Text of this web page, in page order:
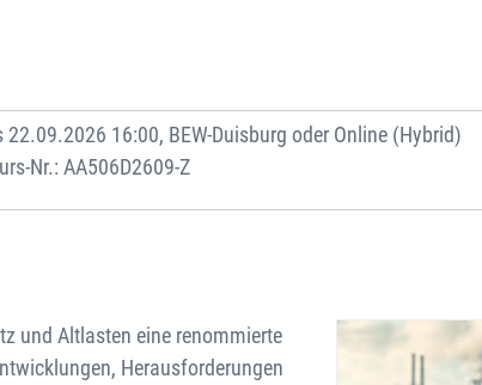
16:00, BEW-Duisburg oder Online (Hybrid)
Nr.: AA506D2609-Z
und Altlasten eine renommierte
Herausforderungen